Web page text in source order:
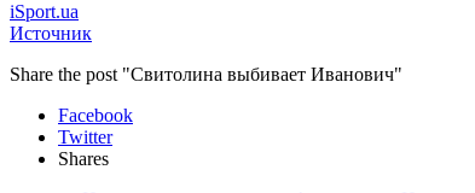
iSport.ua
Источник
Share the post "Свитолина выбивает Иванович"
Facebook
Twitter
Shares